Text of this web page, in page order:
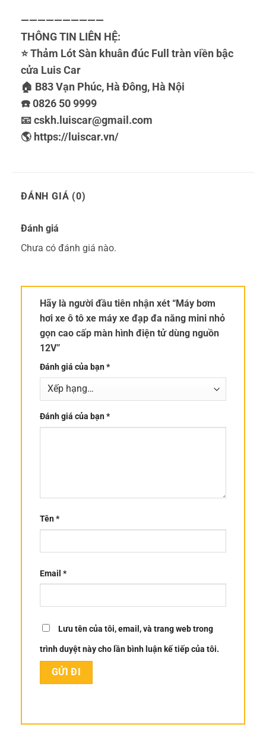
——————————
THÔNG TIN LIÊN HỆ:
⭐️ Thảm Lót Sàn khuân đúc Full tràn viền bậc
cửa Luis Car
🏠 B83 Vạn Phúc, Hà Đông, Hà Nội
☎️ 0826 50 9999
📧 cskh.luiscar@gmail.com
🌎 https://luiscar.vn/
ĐÁNH GIÁ (0)
Đánh giá
Chưa có đánh giá nào.
Hãy là người đầu tiên nhận xét “Máy bơm
hơi xe ô tô xe máy xe đạp đa năng mini nhỏ
gọn cao cấp màn hình điện tử dùng nguồn
12V”
Đánh giá của bạn*
Đánh giá của bạn*
Tên*
Email *
Lưu tên của tôi, email, và trang web trong
trình duyệt này cho lần bình luận kế tiếp của tôi.